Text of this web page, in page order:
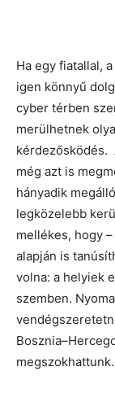
Ha egy fiatallal,
igen könnyű
cyber térben
merülhetnek
kérdezősködés.
még azt is
hányadik
legközelebb
mellékes, hogy
alapján is
volna: a helyiek
szemben.
megszokhattunk.